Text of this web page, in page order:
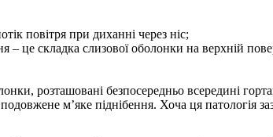
повітря при диханні через ніс;
– це складка слизової оболонки на верхній
розташовані безпосередньо всередині
м’яке піднібення. Хоча ця